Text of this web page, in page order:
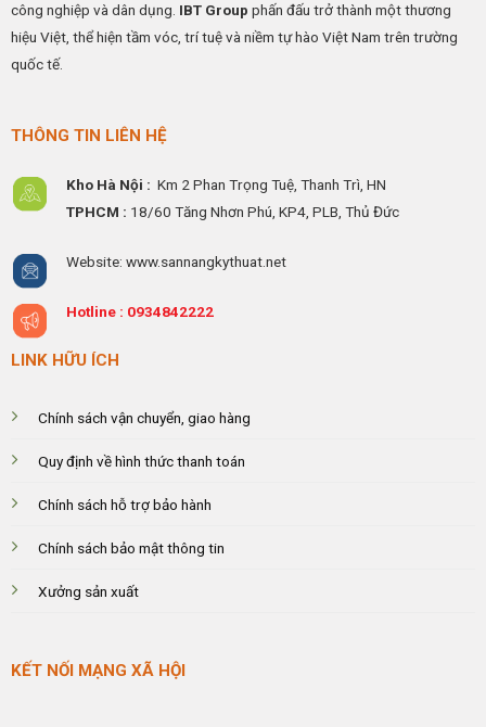
công nghiệp và dân dụng. IBT Group phấn đấu trở thành một thương
hiệu Việt, thể hiện tầm vóc, trí tuệ và niềm tự hào Việt Nam trên trường
quốc tế.
THÔNG TIN LIÊN HỆ
Kho Hà Nội : Km 2 Phan Trọng Tuệ, Thanh Trì, HN
TPHCM : 18/60 Tăng Nhơn Phú, KP4, PLB, Thủ Đức
Website: www.sannangkythuat.net
Hotline : 0934842222
LINK HỮU ÍCH
Chính sách vận chuyển, giao hàng
Quy định về hình thức thanh toán
Chính sách hỗ trợ bảo hành
Chính sách bảo mật thông tin
Xưởng sản xuất
KẾT NỐI MẠNG XÃ HỘI